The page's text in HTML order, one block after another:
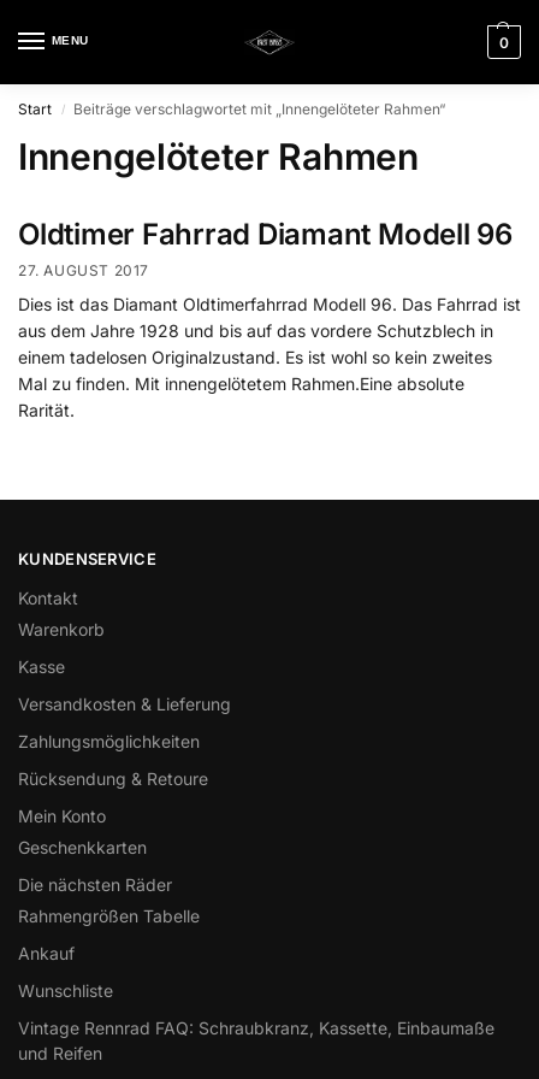
MENU 0
Start / Beiträge verschlagwortet mit „Innengelöteter Rahmen“
Innengelöteter Rahmen
Oldtimer Fahrrad Diamant Modell 96
27. AUGUST 2017
Dies ist das Diamant Oldtimerfahrrad Modell 96. Das Fahrrad ist
aus dem Jahre 1928 und bis auf das vordere Schutzblech in
einem tadelosen Originalzustand. Es ist wohl so kein zweites
Mal zu finden. Mit innengelötetem Rahmen.Eine absolute
Rarität.
KUNDENSERVICE
Kontakt
Warenkorb
Kasse
Versandkosten & Lieferung
Zahlungsmöglichkeiten
Rücksendung & Retoure
Mein Konto
Geschenkkarten
Die nächsten Räder
Rahmengrößen Tabelle
Ankauf
Wunschliste
Vintage Rennrad FAQ: Schraubkranz, Kassette, Einbaumaße
und Reifen